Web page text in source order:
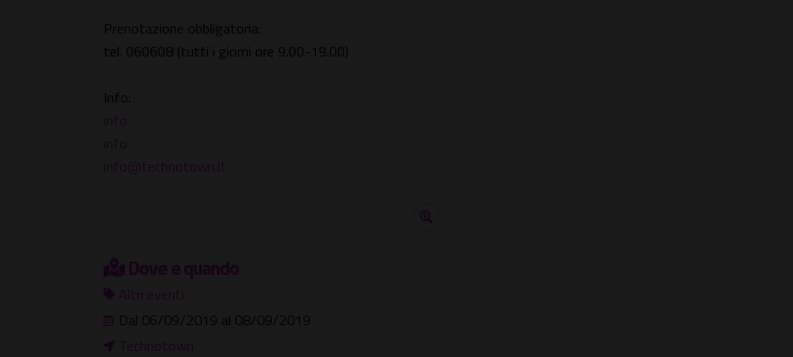
Prenotazione obbligatoria:
tel. 060608 (tutti i giorni ore 9.00-19.00)
Info:
info
info
info@technotown.it
Dove e quando
Altri eventi
Dal 06/09/2019 al 08/09/2019
Technotown